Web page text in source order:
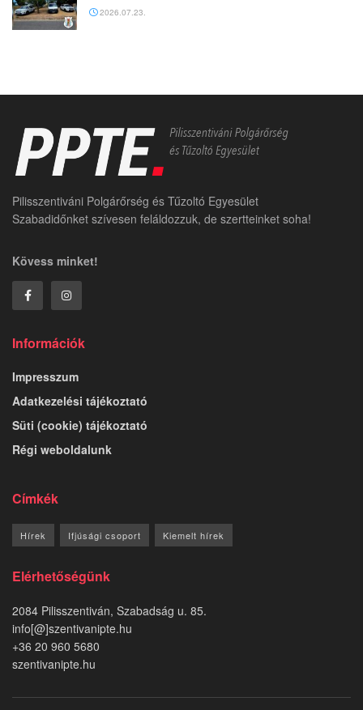
2026.07.23.
Pilisszentiváni Polgárőrség és Tűzoltó Egyesület
Szabadidőnket szívesen feláldozzuk, de szertteinket soha!
Kövess minket!
Információk
Impresszum
Adatkezelési tájékoztató
Süti (cookie) tájékoztató
Régi weboldalunk
Címkék
Hírek Ifjúsági csoport Kiemelt hírek
Elérhetőségünk
2084 Pilisszentiván, Szabadság u. 85.
info[@]szentivanipte.hu
+36 20 960 5680
szentivanipte.hu